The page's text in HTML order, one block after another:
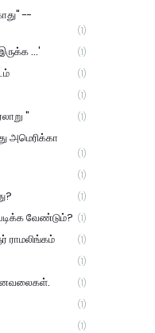
--
(1)
...' (1)
(1)
(1)
" (1)
அமெரிக்கா
(1)
(1)
(1)
வேண்டும்? (1)
ராமலிங்கம் (1)
(1)
(1)
(1)
(1)